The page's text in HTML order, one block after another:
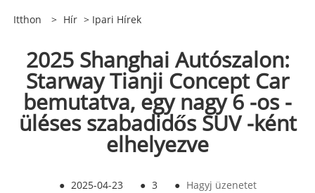
Itthon > Hír > Ipari Hírek
2025 Shanghai Autószalon:
Starway Tianji Concept Car
bemutatva, egy nagy 6 -os -
üléses szabadidős SUV -ként
elhelyezve
● 2025-04-23 ● 3 ● Hagyj üzenetet